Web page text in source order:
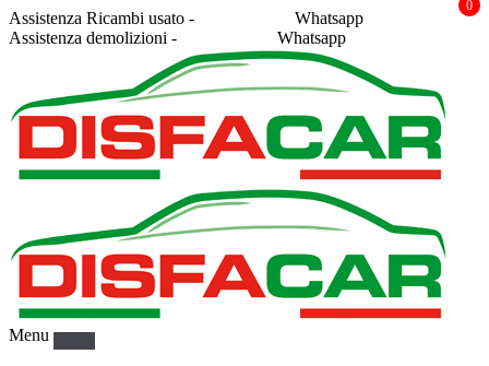
Assistenza Ricambi usato -
Whatsapp
Assistenza demolizioni -
Whatsapp
Menu
0